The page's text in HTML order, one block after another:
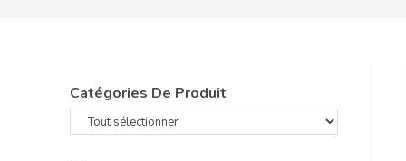
Catégories De Produit